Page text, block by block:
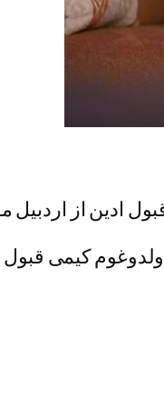
ادین از اردبیل
کیمی